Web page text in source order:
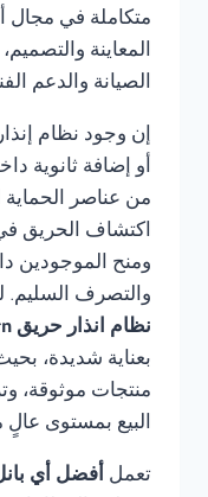
متكاملة في مجال
المعاينة
الصيانة والدعم
إن وجود نظام
أو إضافة ثانوية
من عناصر
اكتشاف الحريق في
ومنح الموجودين
والتصرف السليم.
نظام انذار حريق Thorn في الجيزة
بعناية شديدة،
منتجات موثوقة،
البيع بمستوى عالٍ
تعمل أفضل أي